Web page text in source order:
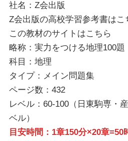
社名：Z会出版
Z会出版の高校学習参考書はこ
この教材のサイトはこちら
略称：実力をつける地理100題
科目：地理
タイプ：メイン問題集
ページ数：432
レベル：60-100（日東駒専・
ベル）
目安時間：1章150分×20章=50